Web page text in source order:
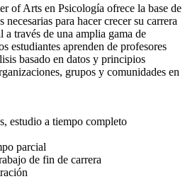
of Arts en Psicología ofrece la base de
para hacer crecer su carrera
a través de una amplia gama de
estudiantes aprenden de profesores
basado en datos y principios
grupos y comunidades en
estudio a tiempo completo
parcial
de fin de carrera